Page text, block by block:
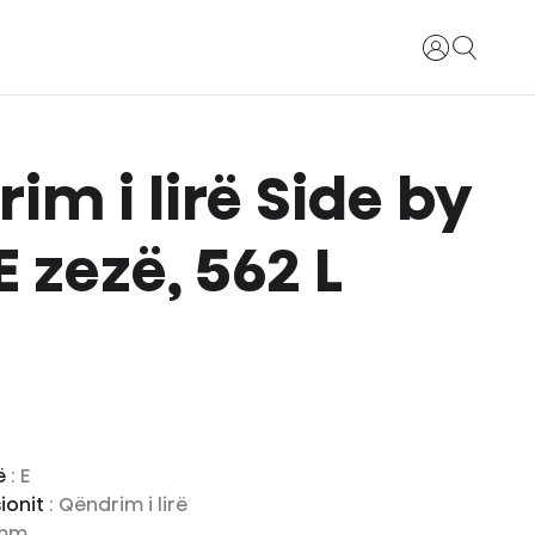
Identifikohu
i lirë Side by
zezë, 562 L
: E
: Qëndrim i lirë